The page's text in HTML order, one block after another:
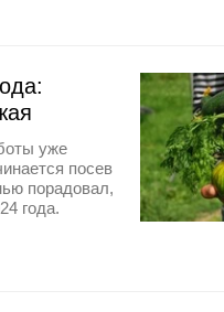
уже
посев
порадовал,
года.